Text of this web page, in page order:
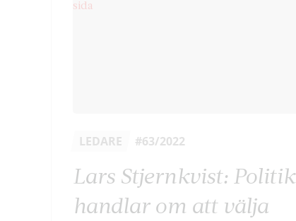
LEDARE #63/2022
Lars Stjernkvist: Politik
handlar om att välja